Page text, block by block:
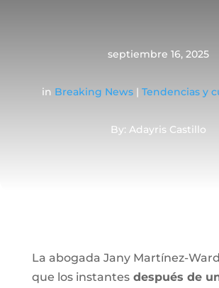
septiembre 16, 2025
in Breaking News| Tendencias y
By: Adayris Castillo
La abogada Jany Martínez-
que los instantesdespués de